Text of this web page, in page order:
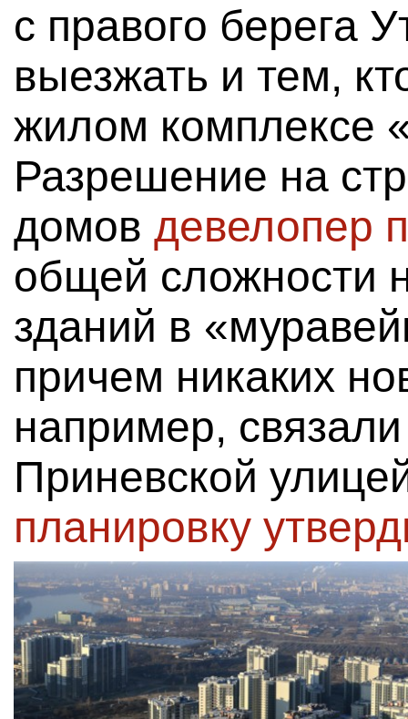
с правого берега
выезжать и тем,
жилом комплексе
Разрешение на
домов девелопер
общей сложности
зданий в
причем никаких
например,
Приневской
планировку